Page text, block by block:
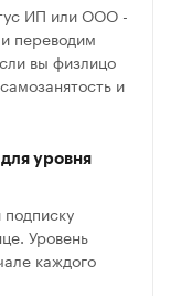
ИП или ООО -
переводим
вы физлицо
и
уровня
Уровень
каждого